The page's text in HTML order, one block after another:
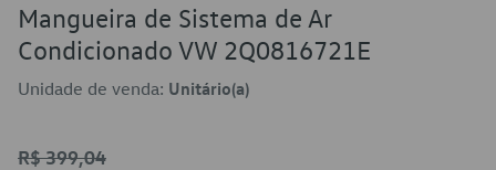
Mangueira de Sistema de Ar
Condicionado VW 2Q0816721E
Unidade de venda: Unitário(a)
R$ 399,04